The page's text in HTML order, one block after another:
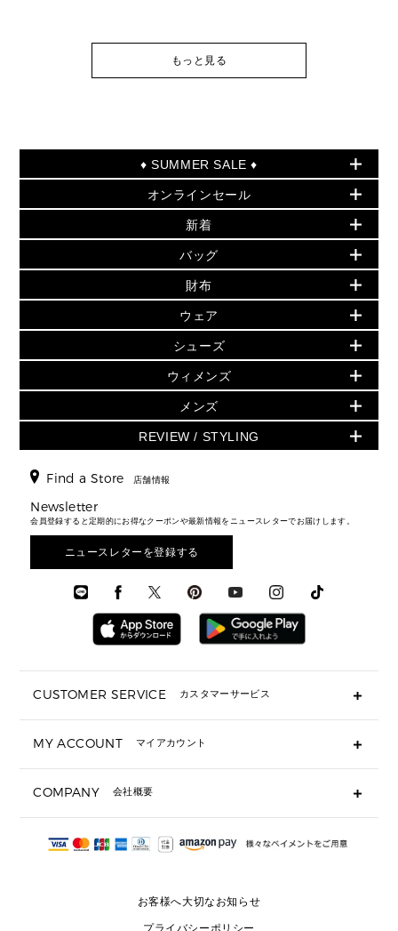
もっと見る
♦ SUMMER SALE ♦
セールおすすめアイテム
▶ ウィメンズ
バッグ
小物
シューズ・靴
ウェア
アクセサリー
時計
▶ メンズ
バッグ
ウェア
アクセサリー
オンラインセール
PRODUCT OF THE MONTH - 今月の特別価格
再値下げアイテム
追加アイテム
▶ ウィメンズすべて(ウェア・シューズ除く)
バッグ
財布・小物
ウェア
シューズ
時計・ジュエリー
アクセサリー
メンズ バッグ
メンズ 財布・小物
メンズ シューズ
メンズ ウェア
メンズ 時計・その他
新着
初夏のスタイル
▶ すべて
▶ ウィメンズすべて
財布・小物
アクセサリー
フレグランス
シューズ
▶ メンズすべて
メンズ財布・小物
メンズアクセサリー
メンズウェア
バッグ
人気の定番アイテム
日本限定 - バッグ
▶ ウィメンズすべて
トートバッグ
ショルダーバッグ
クロスボディ・斜め掛け
トラベル
3 IN 1 / 2 IN 1 バッグ
▶ メンズすべて
財布
日本限定 - 財布・小物
▶ ウィメンズすべて
GREENWICH
折り財布(二つ折り・三つ折り)
長財布
▶ メンズすべて
ウェア
▶ ウィメンズすべて
トップス
スカート・パンツ
ジャケット・アウター
▶ メンズすべて
シューズ
▶ ウィメンズすべて
サンダル
スニーカー
▶ メンズすべて
ウィメンズ
人気の定番アイテム
▶ ウィメンズすべて
▶ バッグすべて
通勤・通学アイテム
3 IN 1 バッグ
ミニ財布・フラグメントケース
▶ 小物すべて
定期ケース・カードケース・名刺入れ
スニーカー
▶ ウェア
メンズ
▶ メンズすべて
財布・小物
時計・ジュエリー
アクセサリー
REVIEW / STYLING
エディターレビュー
Find a Store 店舗情報
Newsletter
会員登録すると定期的にお得なクーポンや最新情報をニュースレターでお届けします。
ニュースレターを登録する
CUSTOMER SERVICE カスタマーサービス
ギフト用にラッピングができますか？
ショッピングバッグを購入商品分送ってもらえますか？
注文後に完了メールが受信できないのですが？
サイズ交換はできますか？
MY ACCOUNT マイアカウント
COMPANY 会社概要
会社概要
お客様へ大切なお知らせ
プライバシーポリシー